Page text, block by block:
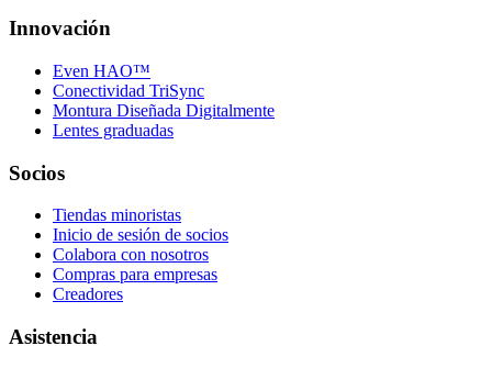
Innovación
Even HAO™
Conectividad TriSync
Montura Diseñada Digitalmente
Lentes graduadas
Socios
Tiendas minoristas
Inicio de sesión de socios
Colabora con nosotros
Compras para empresas
Creadores
Asistencia